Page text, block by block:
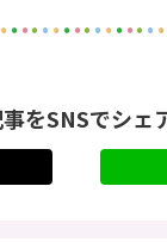
をSNSでシェ